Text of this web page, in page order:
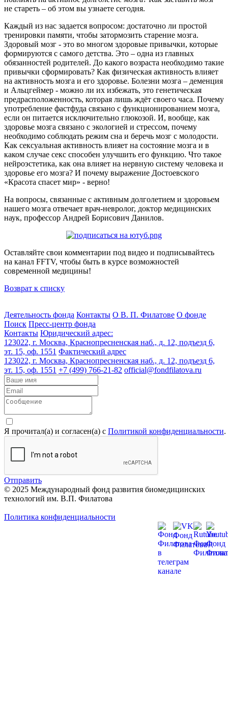
не стареть – об этом вы узнаете сегодня.
Каждый из нас задается вопросом: достаточно ли простой
тренировки памяти, чтобы затормозить старение мозга.
Здоровый мозг - это во многом здоровые привычки, которые
формируются с самого детства. Это – одна из главных
обязанностей родителей. До какого возраста необходимо такие
привычки сформировать? Как физическая активность влияет
на активность мозга и его здоровье. Болезни мозга – деменция
и Альцгеймер - можно ли их избежать, это генетическая
предрасположенность, которая лишь ждёт своего часа. Почему
употребление фастфуда связано с функционированием мозга,
если он питается исключительно глюкозой. И, вообще, как
здоровье мозга связано с экологией и стрессом, почему
необходимо соблюдать режим сна и беречь мозг с молодости.
Как сексуальная активность влияет на состояние мозга и в
каком случае секс способен улучшить его функцию. Что такое
нейроэстетика, как она влияет на нервную систему человека и
здоровье его мозга? И почему выражение Достоевского
«Красота спасет мир» - верно!
На вопросы, связанные с активным долголетием и здоровьем
нашего мозга отвечает врач-невролог, доктор медицинских
наук, профессор Андрей Борисович Данилов.
Оставляйте свои комментарии под видео и подписывайтесь
на канал FFTV, чтобы быть в курсе возможностей
современной медицины!
Возврат к списку
Деятельность фонда Контакты О В. П. Филатове О фонде
Поиск Пресс-центр фонда
Контакты Юридический адрес:
123022, г. Москва, Краснопресненская наб., д. 12, подъезд 6,
эт. 15, оф. 1551 Фактический адрес
123022, г. Москва, Краснопресненская наб., д. 12, подъезд 6,
эт. 15, оф. 1551 +7 (499) 766-21-82 official@fondfilatova.ru
Я прочитал(а) и согласен(а) с Политикой конфиденциальности.
Отправить
© 2025 Международный фонд развития биомедицинских
технологий им. В.П. Филатова
Политика конфиденциальности